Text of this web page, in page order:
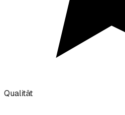
Qualität